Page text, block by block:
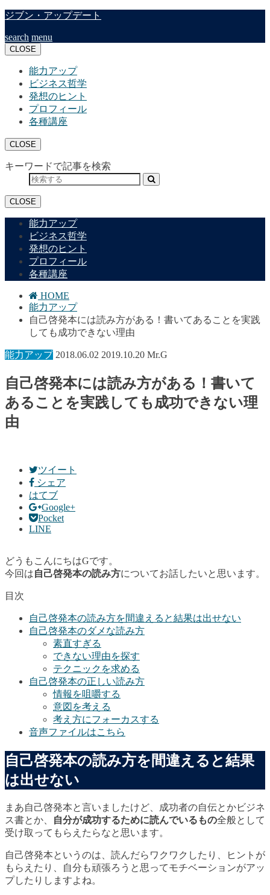
ジブン・アップデート
search menu
CLOSE
能力アップ
ビジネス哲学
発想のヒント
プロフィール
各種講座
CLOSE
キーワードで記事を検索
CLOSE
能力アップ
ビジネス哲学
発想のヒント
プロフィール
各種講座
HOME
能力アップ
自己啓発本には読み方がある！書いてあることを実践
しても成功できない理由
能力アップ 2018.06.02 2019.10.20 Mr.G
自己啓発本には読み方がある！書いて
あることを実践しても成功できない理
由
ツイート
シェア
はてブ
Google+
Pocket
LINE
どうもこんにちはGです。
今回は自己啓発本の読み方についてお話したいと思います。
目次
自己啓発本の読み方を間違えると結果は出せない
自己啓発本のダメな読み方
素直すぎる
できない理由を探す
テクニックを求める
自己啓発本の正しい読み方
情報を咀嚼する
意図を考える
考え方にフォーカスする
音声ファイルはこちら
自己啓発本の読み方を間違えると結果
は出せない
まあ自己啓発本と言いましたけど、成功者の自伝とかビジネ
ス書とか、
自分が成功するために読んでいるもの全般として
受け取ってもらえたらなと思います。
自己啓発本というのは、読んだらワクワクしたり、ヒントが
もらえたり、自分も頑張ろうと思ってモチベーションがアッ
プしたりしますよね。